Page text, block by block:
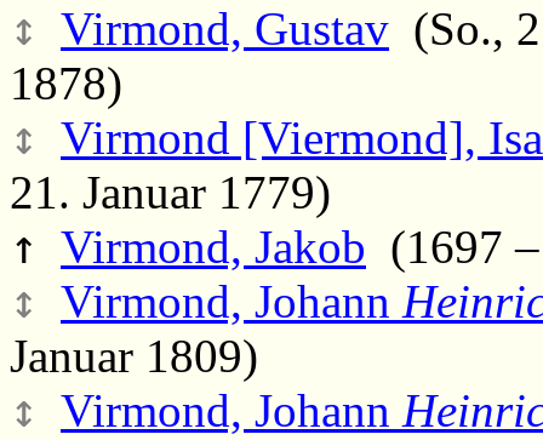
↕ Virmond, Gustav (So.,
1878)
↕ Virmond [Viermond],
21. Januar 1779)
↑ Virmond, Jakob (1697
↕ Virmond, Johann
Januar 1809)
↕ Virmond, Johann